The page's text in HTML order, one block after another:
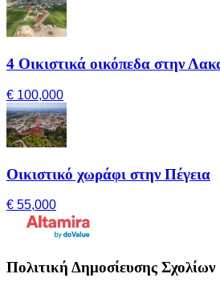
4 Οικιστικά οικόπεδα στην
€ 100,000
Οικιστικό χωράφι στην Πέγεια
€ 55,000
Πολιτική Δημοσίευσης Σχολίων